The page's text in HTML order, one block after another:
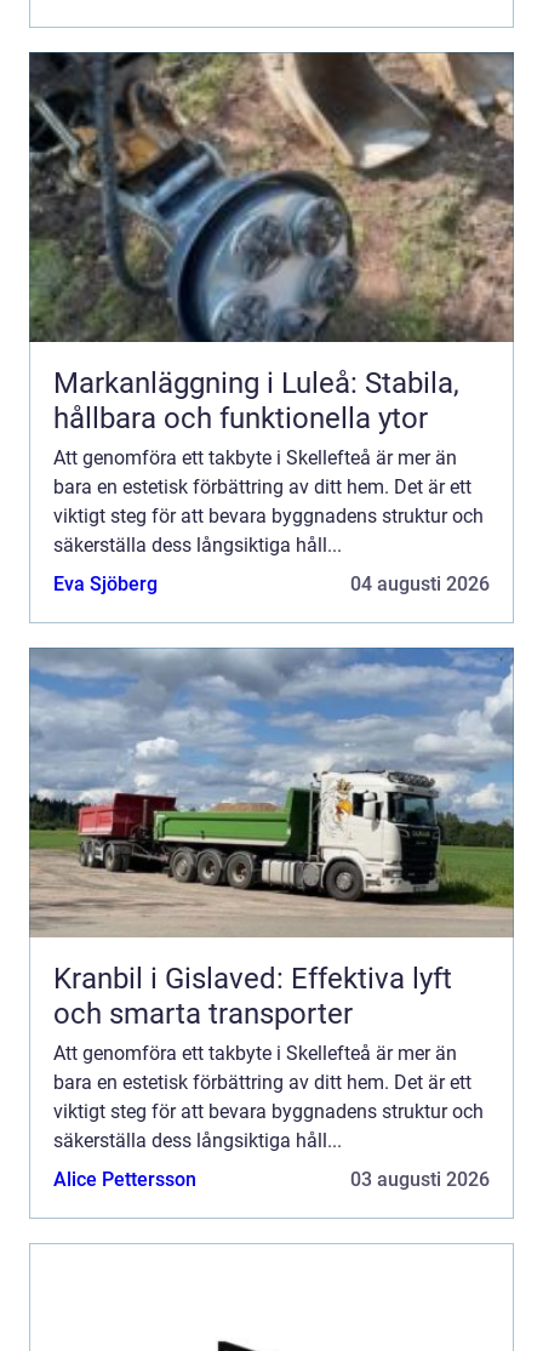
Markanläggning i Luleå: Stabila,
hållbara och funktionella ytor
Att genomföra ett takbyte i Skellefteå är mer än
bara en estetisk förbättring av ditt hem. Det är ett
viktigt steg för att bevara byggnadens struktur och
säkerställa dess långsiktiga håll...
Eva Sjöberg
04 augusti 2026
Kranbil i Gislaved: Effektiva lyft
och smarta transporter
Att genomföra ett takbyte i Skellefteå är mer än
bara en estetisk förbättring av ditt hem. Det är ett
viktigt steg för att bevara byggnadens struktur och
säkerställa dess långsiktiga håll...
Alice Pettersson
03 augusti 2026